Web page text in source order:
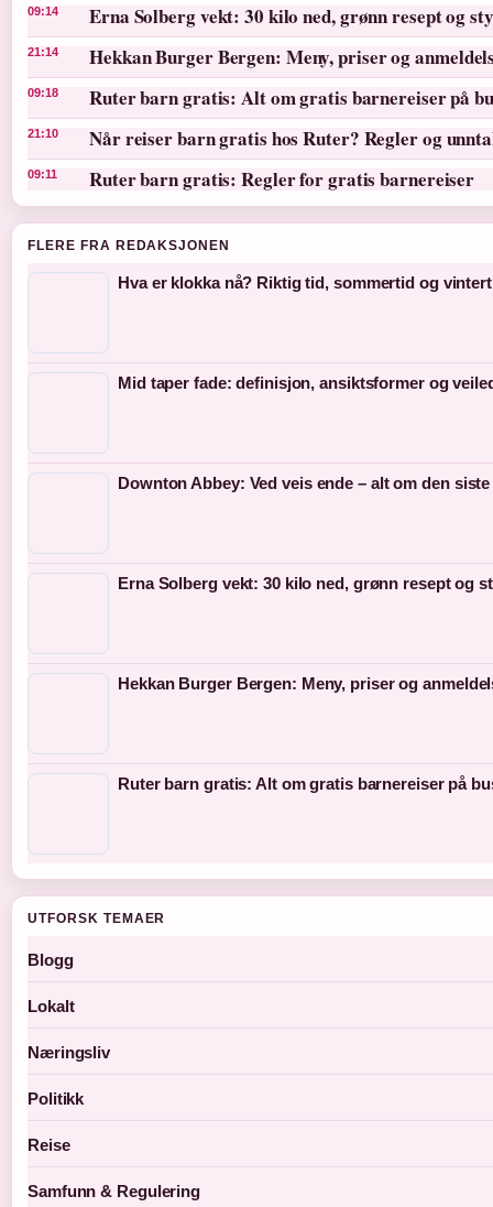
09:14 Erna Solberg vekt: 30 kilo ned, grønn resept og
21:14 Hekkan Burger Bergen: Meny, priser og
09:18 Ruter barn gratis: Alt om gratis barnereiser på
21:10 Når reiser barn gratis hos Ruter? Regler og
09:11 Ruter barn gratis: Regler for gratis barnereiser
FLERE FRA REDAKSJONEN
Hva er klokka nå? Riktig tid, sommertid og
Mid taper fade: definisjon, ansiktsformer og
Downton Abbey: Ved veis ende – alt om den
Erna Solberg vekt: 30 kilo ned, grønn resept og
Hekkan Burger Bergen: Meny, priser og
Ruter barn gratis: Alt om gratis barnereiser på
UTFORSK TEMAER
Blogg
Lokalt
Næringsliv
Politikk
Reise
Samfunn & Regulering